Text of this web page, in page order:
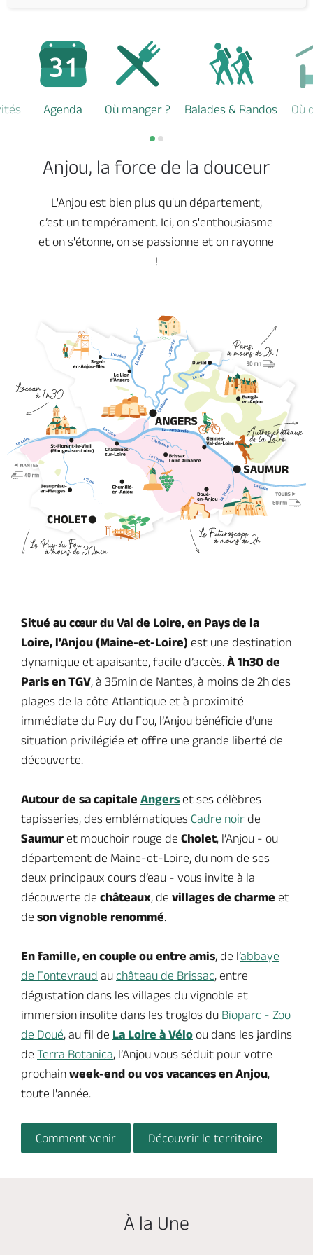
Anjou, la force de la douceur
L'Anjou est bien plus qu'un département,
c’est un tempérament. Ici, on s'enthousiasme
et on s'étonne, on se passionne et on rayonne
!
Situé au cœur du Val de Loire, en Pays de la
Loire, l’Anjou (Maine-et-Loire) est une destination
dynamique et apaisante, facile d’accès. À 1h30 de
Paris en TGV, à 35min de Nantes, à moins de 2h des
plages de la côte Atlantique et à proximité
immédiate du Puy du Fou, l’Anjou bénéficie d’une
situation privilégiée et offre une grande liberté de
découverte.
Autour de sa capitale Angers et ses célèbres
tapisseries, des emblématiques Cadre noir de
Saumur et mouchoir rouge de Cholet, l’Anjou - ou
département de Maine-et-Loire, du nom de ses
deux principaux cours d’eau - vous invite à la
découverte de châteaux, de villages de charme et
de son vignoble renommé.
En famille, en couple ou entre amis, de l’abbaye
de Fontevraud au château de Brissac, entre
dégustation dans les villages du vignoble et
immersion insolite dans les troglos du Bioparc - Zoo
de Doué, au fil de La Loire à Vélo ou dans les jardins
de Terra Botanica, l’Anjou vous séduit pour votre
prochain week-end ou vos vacances en Anjou,
toute l'année.
Comment venir Découvrir le territoire
À la Une
Agenda Où manger ? Balades & Randos Où